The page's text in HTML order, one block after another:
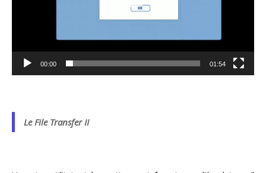
00:00 01:54
Le File Transfer II